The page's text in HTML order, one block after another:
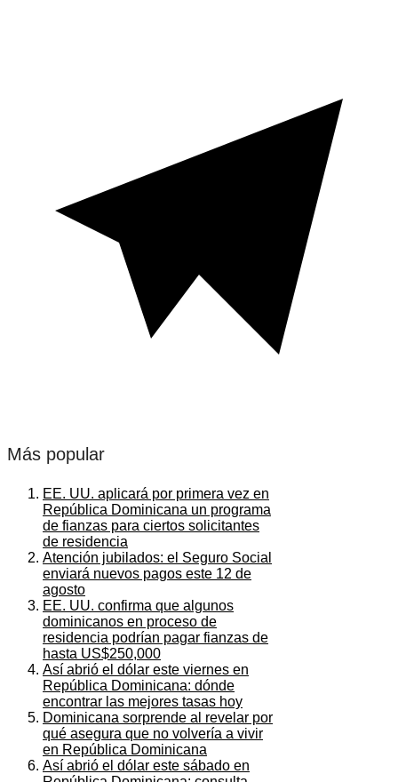
Más popular
EE. UU. aplicará por primera vez en
República Dominicana un programa
de fianzas para ciertos solicitantes
de residencia
Atención jubilados: el Seguro Social
enviará nuevos pagos este 12 de
agosto
EE. UU. confirma que algunos
dominicanos en proceso de
residencia podrían pagar fianzas de
hasta US$250,000
Así abrió el dólar este viernes en
República Dominicana: dónde
encontrar las mejores tasas hoy
Dominicana sorprende al revelar por
qué asegura que no volvería a vivir
en República Dominicana
Así abrió el dólar este sábado en